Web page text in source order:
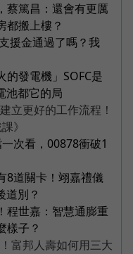
蔡篤昌：還會有更厲
都搬上樓？
援金通過了嗎？我
的發電機」SOFC是
池都它的局
立更好的工作流程！
》
次看，00878衝破1
8道關卡！翊嘉禮儀
道別？
程世嘉：智慧通膨重
樣子？
富邦人壽如何用三大